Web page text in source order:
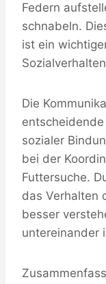
Federn
schnabeln.
ist ein
Die
sozialer
bei der
Futtersuche.
das Verhalten
besser
untereinander